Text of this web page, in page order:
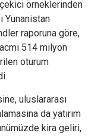
örneklerinden
Yunanistan
raporuna göre,
514 milyon
oturum
uluslararası
da yatırım
kira geliri,